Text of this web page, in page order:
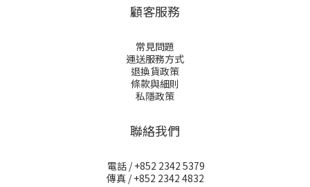
顧客服務
常見問題
運送服務方式
退換貨政策
條款與細則
私隱政策
聯絡我們
電話 / +852 2342 5379
傳真 / +852 2342 4832